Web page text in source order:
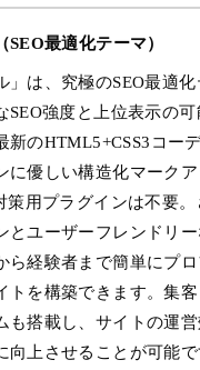
SEO最適化テーマ）
」は、究極のSEO最適
SEO強度と上位表示の可
新のHTML5+CSS3コー
に優しい構造化マーク
策用プラグインは不要
とユーザーフレンドリ
ら経験者まで簡単にプ
トを構築できます。集
も搭載し、サイトの運営
向上させることが可能